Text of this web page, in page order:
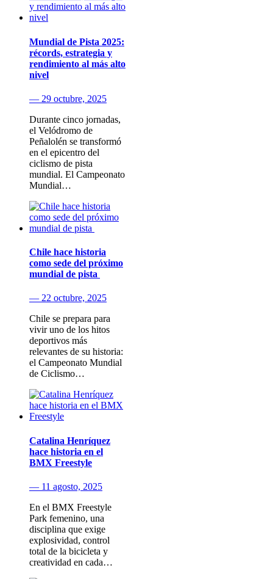
Mundial de Pista 2025:
récords, estrategia y
rendimiento al más alto
nivel
— 29 octubre, 2025
Durante cinco jornadas,
el Velódromo de
Peñalolén se transformó
en el epicentro del
ciclismo de pista
mundial. El Campeonato
Mundial…
Chile hace historia
como sede del próximo
mundial de pista
— 22 octubre, 2025
Chile se prepara para
vivir uno de los hitos
deportivos más
relevantes de su historia:
el Campeonato Mundial
de Ciclismo…
Catalina Henríquez
hace historia en el
BMX Freestyle
— 11 agosto, 2025
En el BMX Freestyle
Park femenino, una
disciplina que exige
explosividad, control
total de la bicicleta y
creatividad en cada…